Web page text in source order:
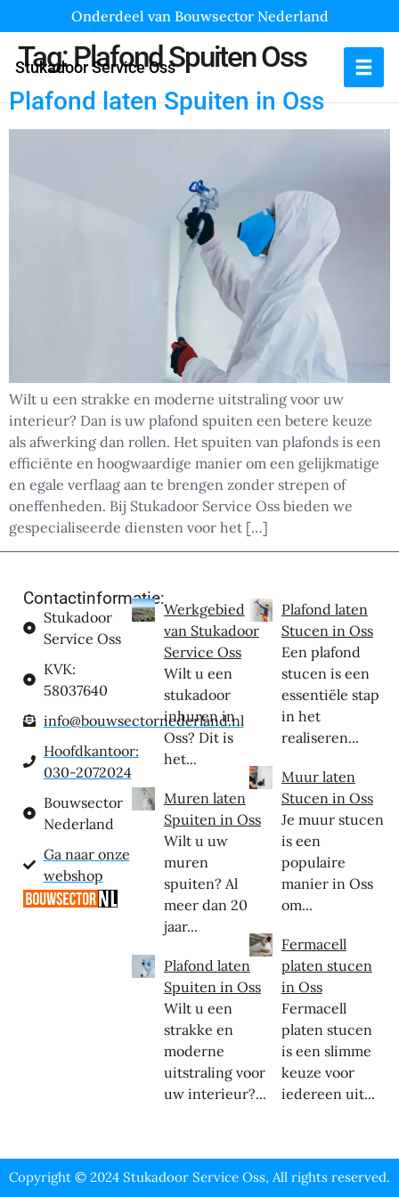
Onderdeel van Bouwsector Nederland
Stukadoor Service Oss
Tag:Plafond Spuiten Oss
Plafond laten Spuiten in Oss
Wilt u een strakke en moderne uitstraling voor uw
interieur? Dan is uw plafond spuiten een betere keuze
als afwerking dan rollen. Het spuiten van plafonds is een
efficiënte en hoogwaardige manier om een gelijkmatige
en egale verflaag aan te brengen zonder strepen of
oneffenheden. Bij Stukadoor Service Oss bieden we
gespecialiseerde diensten voor het […]
Contactinformatie:
Stukadoor
Service Oss
KVK:
58037640
info@bouwsectornederland.nl
Hoofdkantoor:
030-2072024
Bouwsector
Nederland
Ga naar onze
webshop
Werkgebied
van Stukadoor
Service Oss
Wilt u een
stukadoor
inhuren in
Oss? Dit is
het...
Muren laten
Spuiten in Oss
Wilt u uw
muren
spuiten? Al
meer dan 20
jaar...
Plafond laten
Spuiten in Oss
Wilt u een
strakke en
moderne
uitstraling voor
uw interieur?...
Plafond laten
Stucen in Oss
Een plafond
stucen is een
essentiële stap
in het
realiseren...
Muur laten
Stucen in Oss
Je muur stucen
is een
populaire
manier in Oss
om...
Fermacell
platen stucen
in Oss
Fermacell
platen stucen
is een slimme
keuze voor
iedereen uit...
Copyright © 2024 Stukadoor Service Oss, All rights reserved.